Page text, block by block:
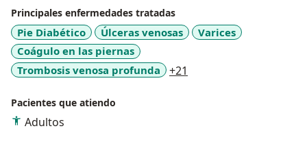
Principales enfermedades tratadas
Pie Diabético Úlceras venosas
Varices
Coágulo en las piernas
Trombosis venosa profunda
+21
Pacientes que atiendo
Adultos